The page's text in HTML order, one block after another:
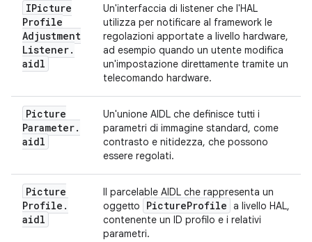
IPicture
Profile
Adjustment
Listener.
aidl
Un'interfaccia di listener che l'HAL
utilizza per notificare al framework le
regolazioni apportate a livello hardware,
ad esempio quando un utente modifica
un'impostazione direttamente tramite un
telecomando hardware.
Picture
Parameter.
aidl
Un'unione AIDL che definisce tutti i
parametri di immagine standard, come
contrasto e nitidezza, che possono
essere regolati.
Picture
Profile .
aidl
Il parcelable AIDL che rappresenta un
oggetto
PictureProfile a livello HAL,
contenente un ID profilo e i relativi
parametri.